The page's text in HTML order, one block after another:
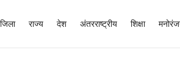
जिला राज्य देश अंतरराष्ट्रीय शिक्षा